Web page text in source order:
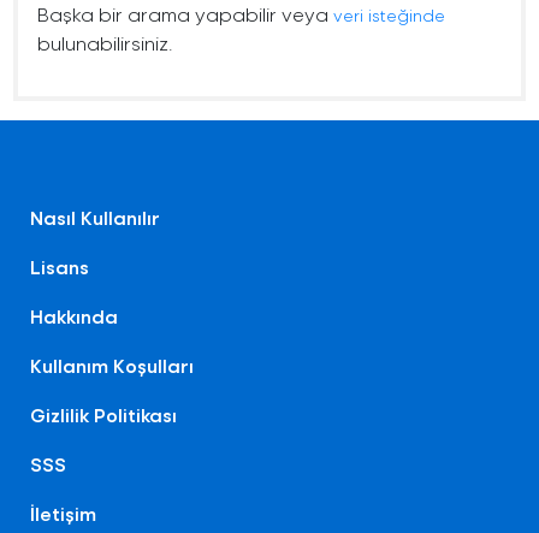
Başka bir arama yapabilir veya veri isteğinde
bulunabilirsiniz.
Nasıl Kullanılır
Lisans
Hakkında
Kullanım Koşulları
Gizlilik Politikası
SSS
İletişim